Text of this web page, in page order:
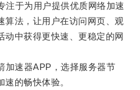
于为用户提供优质网络加速
算法，让用户在访问网页、观
动中获得更快速、更稳定的网
速器APP，选择服务器节
的畅快体验。